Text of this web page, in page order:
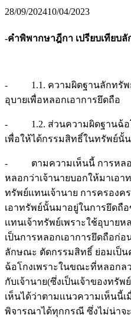
28/09/202410/04/2023
-คำพิพากษาฎีกา เปรียบเทียบ
- 1.1. ความผิดฐานลักทรัพย์(
อุบายเพื่อหลอกเอาการยึดถือ
- 1.2. ส่วนความผิดฐานฉ้อโ
เพื่อให้ได้กรรมสิทธิ์ในทรัพย์นั้
- ตามความเห็นนี้ การหลอ
หลอกว่าเจ้านายบอกให้มาเอา
ทรัพย์เเทนเจ้านาย การครอง
เอาทรัพย์นั้นมาอยู่ในการยึดถื
เเทนเจ้าทรัพย์เพราะใช้อุบาย
เป็นการหลอกเอาการยึดถือก่อ
ลักษณะ ตัดกรรมสิทธิ์ ย่อมเป็
ฉ้อโกงเพราะในขณะที่หลอกล
กับเจ้านาย(ซึ่งเป็นเจ้าของทรัพ
เห็นได้ว่าตามเเนวความเห็นนี้
พิจารณาได้ทุกกรณี ซึ่งไม่น่าจะ